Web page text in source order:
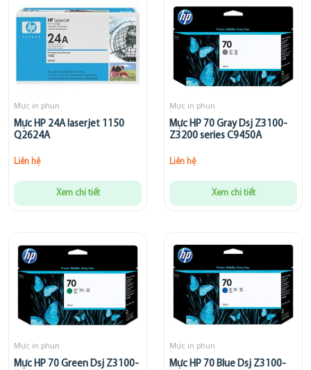
Mực in phun
Mực HP 24A laserjet 1150
Q2624A
Liên hệ
Xem chi tiết
Mực in phun
Mực HP 70 Gray Dsj Z3100-
Z3200 series C9450A
Liên hệ
Xem chi tiết
Mực in phun
Mực HP 70 Green Dsj Z3100-
Mực in phun
Mực HP 70 Blue Dsj Z3100-